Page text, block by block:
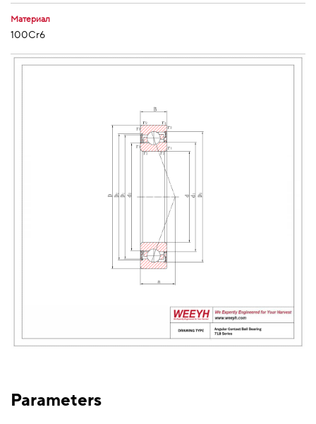
Материал
100Cr6
Parameters